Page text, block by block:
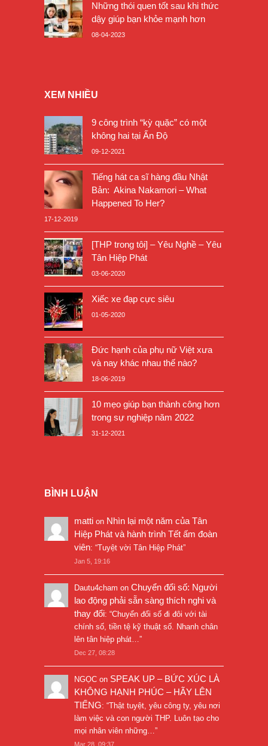
Những thói quen tốt sau khi thức
dậy giúp bạn khỏe mạnh hơn
08-04-2023
XEM NHIỀU
9 công trình “kỳ quặc” có một
không hai tại Ấn Độ
09-12-2021
Tiếng hát ca sĩ hàng đầu Nhật
Bản: Akina Nakamori – What
Happened To Her?
17-12-2019
[THP trong tôi] – Yêu Nghề – Yêu
Tân Hiệp Phát
03-06-2020
Xiếc xe đạp cực siêu
01-05-2020
Đức hạnh của phụ nữ Việt xưa
và nay khác nhau thế nào?
18-06-2019
10 mẹo giúp bạn thành công hơn
trong sự nghiệp năm 2022
31-12-2021
BÌNH LUẬN
matti on Nhìn lại một năm của Tân
Hiệp Phát và hành trình Tết ấm đoàn
viên: “Tuyệt vời Tân Hiệp Phát”
Jan 5, 19:16
Dautu4cham on Chuyển đổi số: Người
lao động phải sẵn sàng thích nghi và
thay đổi: “Chuyển đổi số đi đôi với tài
chính số, tiền tệ kỹ thuật số. Nhanh chân
lên tân hiệp phát…”
Dec 27, 08:28
NGỌC on SPEAK UP – BỨC XÚC LÀ
KHÔNG HẠNH PHÚC – HÃY LÊN
TIẾNG: “Thật tuyệt, yêu công ty, yêu nơi
làm việc và con người THP. Luôn tạo cho
mọi nhân viên những…”
Mar 28, 09:37